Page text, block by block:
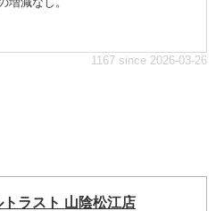
1167 since 2026-03-26
ラスト 山陰松江店